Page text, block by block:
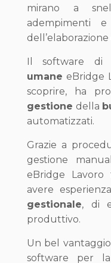
mirano a
adempimenti
Il software di
umane eBridge
scoprire, ha
gestione della
automatizzati.
Grazie a
gestione
eBridge Lavoro
avere
gestionale, di
produttivo.
Un bel
software per